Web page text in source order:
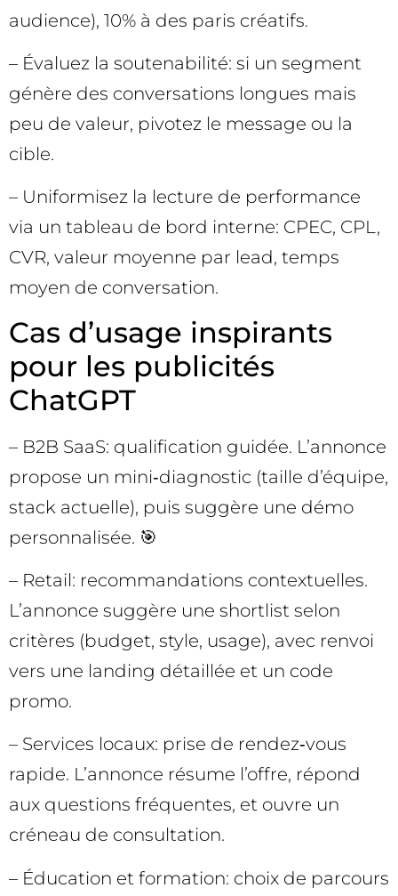
audience), 10% à des paris créatifs.
– Évaluez la soutenabilité: si un segment
génère des conversations longues mais
peu de valeur, pivotez le message ou la
cible.
– Uniformisez la lecture de performance
via un tableau de bord interne: CPEC, CPL,
CVR, valeur moyenne par lead, temps
moyen de conversation.
Cas d’usage inspirants
pour les publicités
ChatGPT
– B2B SaaS: qualification guidée. L’annonce
propose un mini‑diagnostic (taille d’équipe,
stack actuelle), puis suggère une démo
personnalisée. 🎯
– Retail: recommandations contextuelles.
L’annonce suggère une shortlist selon
critères (budget, style, usage), avec renvoi
vers une landing détaillée et un code
promo.
– Services locaux: prise de rendez‑vous
rapide. L’annonce résume l’offre, répond
aux questions fréquentes, et ouvre un
créneau de consultation.
– Éducation et formation: choix de parcours